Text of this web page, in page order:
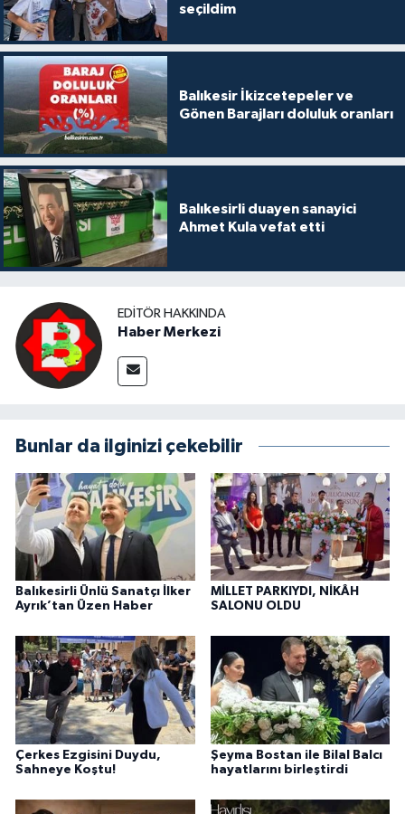
seçildim
Balıkesir İkizcetepeler ve
Gönen Barajları doluluk oranları
Balıkesirli duayen sanayici
Ahmet Kula vefat etti
EDITÖR HAKKINDA
Haber Merkezi
Bunlar da ilginizi çekebilir
Balıkesirli Ünlü Sanatçı İlker
Ayrık’tan Üzen Haber
MİLLET PARKIYDI, NİKÂH
SALONU OLDU
Çerkes Ezgisini Duydu,
Sahneye Koştu!
Şeyma Bostan ile Bilal Balcı
hayatlarını birleştirdi